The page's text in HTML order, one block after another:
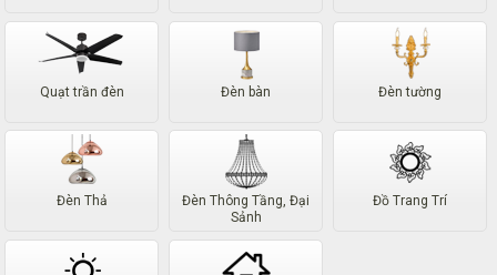
Quạt trần đèn Đèn bàn Đèn tường
Đèn Thả
Đèn Thông Tầng, Đại
Sảnh
Đồ Trang Trí